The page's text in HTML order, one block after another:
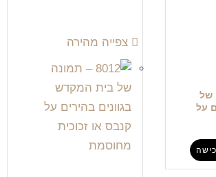
של
על
צפייה מהירה